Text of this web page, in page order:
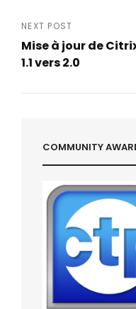
Post
NEXT POST
Mise à jour de
1.1 vers 2.0
COMMUNITY